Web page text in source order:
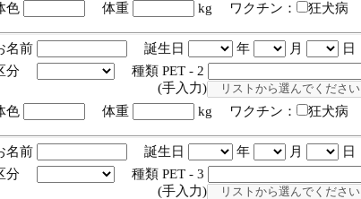
色
体重 kg ワクチン： 狂犬
名前 誕生日 年 月
分
種類 PET - 2
(手入力)
色
体重 kg ワクチン： 狂犬
名前 誕生日 年 月
分
種類 PET - 3
(手入力)